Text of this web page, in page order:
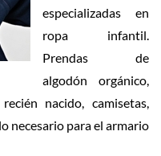
especializadas en
ropa infantil.
Prendas de
algodón orgánico,
nacido, camisetas,
necesario para el armario